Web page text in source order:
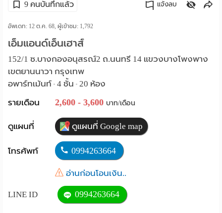
ค้นจากแผนที่
ค้นแบบละเอียด
ห้อง
พัก
ราย
เดือน
ห้อง
พัก
9 คนบันทึกแล้ว แจ้งลบ
อัพเดท: 12 ต.ค. 68, ผู้เข้าชม: 1,792
เอ็มแอนด์เอ็นเฮาส์
152/1 ซ.บางกองอนุสรณ์2 ถ.นนทรี 14 แขวงบางโพงพาง
เขตยานนาวา กรุงเทพ
อพาร์ทเม้นท์ • 4 ชั้น • 20 ห้อง
รายเดือน
2,600 - 3,600 บาท/เดือน
ดูแผนที่ ดูแผนที่ Google map
โทรศัพท์ 0994263664
อ่านก่อนโอนเงิน..
LINE ID 0994263664